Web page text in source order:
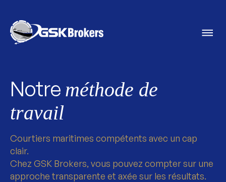
Notre méthode de
travail
Courtiers maritimes compétents avec un cap
clair.
Chez GSK Brokers, vous pouvez compter sur une
approche transparente et axée sur les résultats.